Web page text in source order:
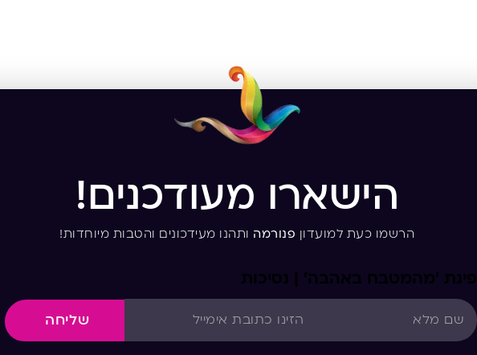
הישארו מעודכנים!
הרשמו כעת למועדון פנורמה ותהנו מעידכונים והטבות מיוחדות!
פינת ‘מהמטבח באהבה’ | נסיכות
שליחה